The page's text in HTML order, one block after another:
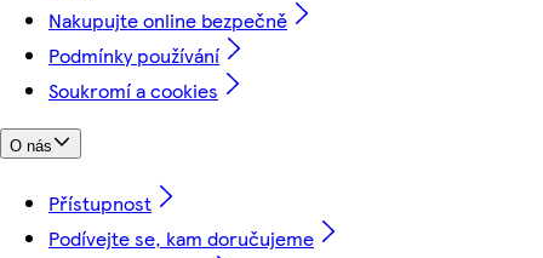
Nakupujte online bezpečně
Podmínky používání
Soukromí a cookies
O nás
Přístupnost
Podívejte se, kam doručujeme